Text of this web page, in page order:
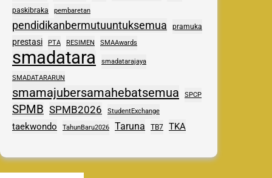
paskibraka pembaretan
pendidikanbermutuuntuksemua pramuka
prestasi PTA RESIMEN SMAAwards
smadatara smadatarajaya
SMADATARARUN
smamajubersamahebatsemua SPCP
SPMB SPMB2026 StudentExchange
taekwondo TahunBaru2026 Taruna TB7 TKA